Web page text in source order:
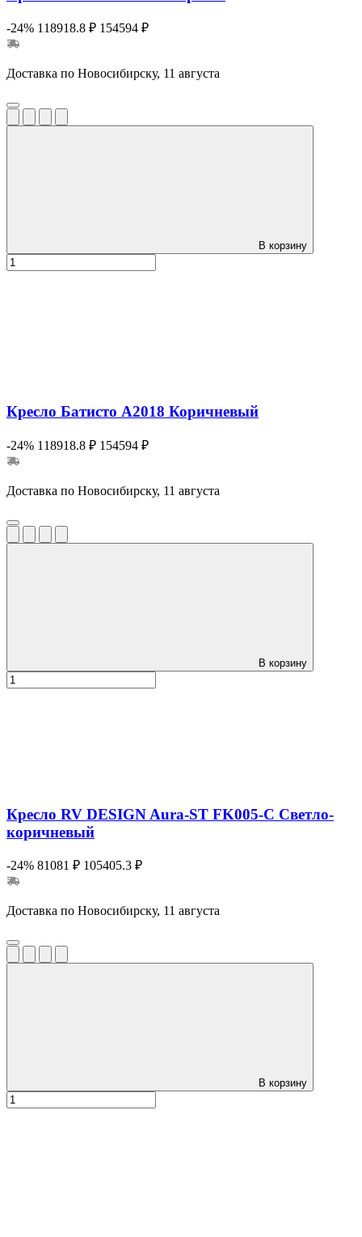
-24% 118918.8 ₽ 154594 ₽
Доставка по Новосибирску, 11 августа
В корзину
Кресло Батисто А2018 Коричневый
-24% 118918.8 ₽ 154594 ₽
Доставка по Новосибирску, 11 августа
В корзину
Кресло RV DESIGN Aura-ST FK005-C Светло-
коричневый
-24% 81081 ₽ 105405.3 ₽
Доставка по Новосибирску, 11 августа
В корзину